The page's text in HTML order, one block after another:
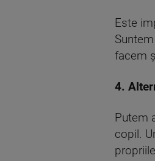
Este
facem
4.
Putem
copil.